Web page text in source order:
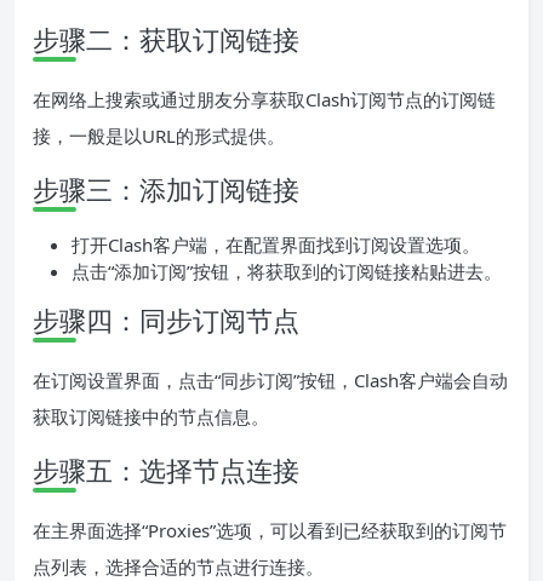
步骤二：获取订阅链接
在网络上搜索或通过朋友分享获取Clash订阅节点的订阅链
接，一般是以URL的形式提供。
步骤三：添加订阅链接
打开Clash客户端，在配置界面找到订阅设置选项。
点击“添加订阅”按钮，将获取到的订阅链接粘贴进去。
步骤四：同步订阅节点
在订阅设置界面，点击“同步订阅”按钮，Clash客户端会自动
获取订阅链接中的节点信息。
步骤五：选择节点连接
在主界面选择“Proxies”选项，可以看到已经获取到的订阅节
点列表，选择合适的节点进行连接。